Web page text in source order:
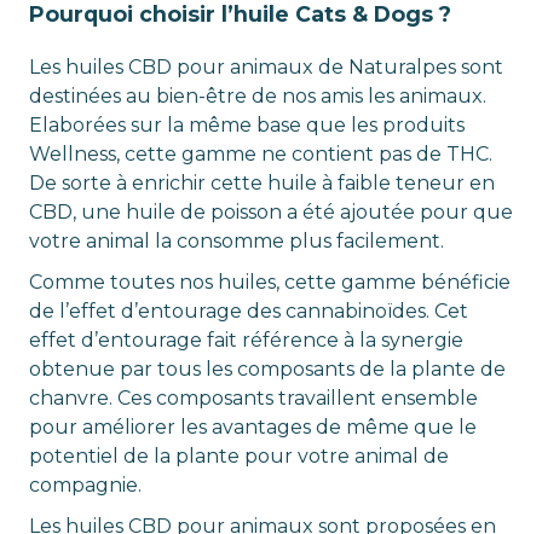
Pourquoi choisir l’huile Cats & Dogs ?
Les huiles CBD pour animaux de Naturalpes sont
destinées au bien-être de nos amis les animaux.
Elaborées sur la même base que les produits
Wellness, cette gamme ne contient pas de THC.
De sorte à enrichir cette huile à faible teneur en
CBD, une huile de poisson a été ajoutée pour que
votre animal la consomme plus facilement.
Comme toutes nos huiles, cette gamme bénéficie
de l’effet d’entourage des cannabinoïdes. Cet
effet d’entourage fait référence à la synergie
obtenue par tous les composants de la plante de
chanvre. Ces composants travaillent ensemble
pour améliorer les avantages de même que le
potentiel de la plante pour votre animal de
compagnie.
Les huiles CBD pour animaux sont proposées en